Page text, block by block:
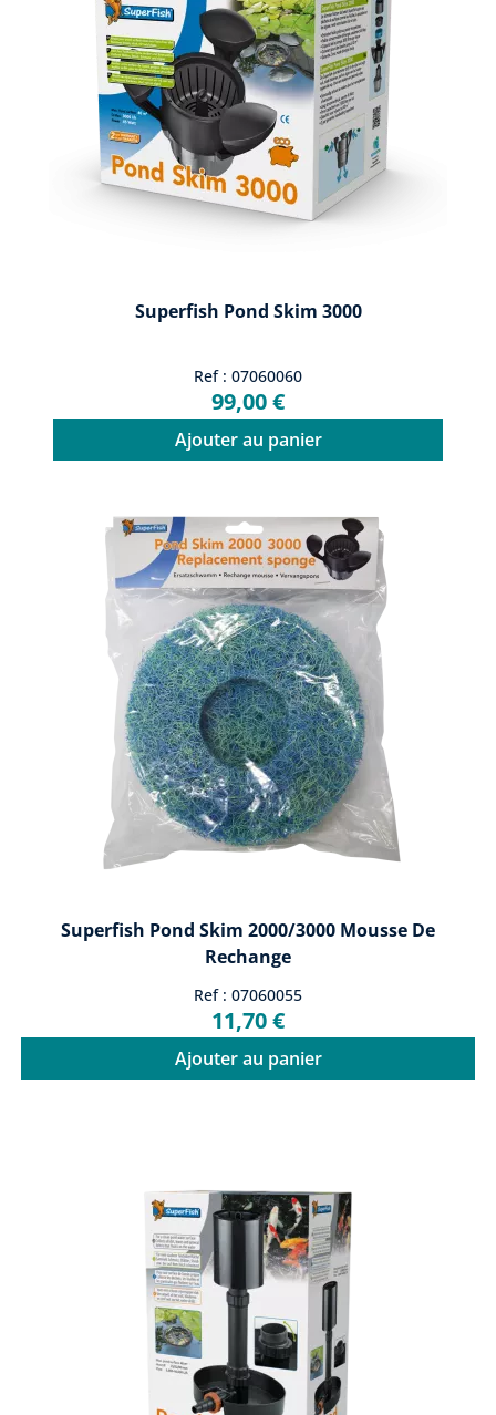
Superfish Pond Skim 3000
Ref : 07060060
99,00 €
Ajouter au panier
Superfish Pond Skim 2000/3000 Mousse De
Rechange
Ref : 07060055
11,70 €
Ajouter au panier